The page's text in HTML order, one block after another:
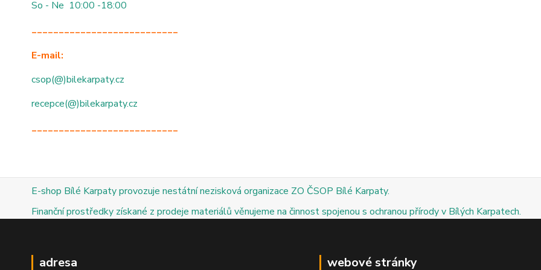
So - Ne 10:00 -18:00
___________________________
E-mail:
csop(@)bilekarpaty.cz
recepce(@)bilekarpaty.cz
___________________________
E-shop Bílé Karpaty provozuje nestátní nezisková organizace ZO ČSOP Bílé Karpaty.
Finanční prostředky získané z prodeje materiálů věnujeme na činnost spojenou s ochranou přírody v Bílých Karpatech.
adresa webové stránky